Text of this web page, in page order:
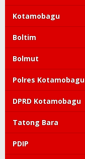
Kotamobagu
Boltim
Bolmut
Polres Kotamobagu
DPRD Kotamobagu
Tatong Bara
PDIP